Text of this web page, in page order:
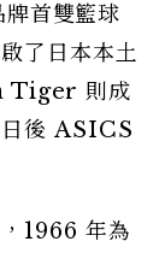
首雙籃球
了日本本土
Tiger 則成
日後 ASICS
1966 年為